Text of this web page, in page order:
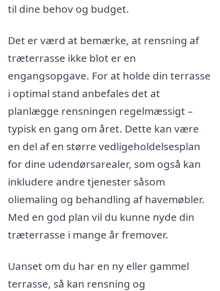
til dine behov og budget.
Det er værd at bemærke, at rensning af
træterrasse ikke blot er en
engangsopgave. For at holde din terrasse
i optimal stand anbefales det at
planlægge rensningen regelmæssigt –
typisk en gang om året. Dette kan være
en del af en større vedligeholdelsesplan
for dine udendørsarealer, som også kan
inkludere andre tjenester såsom
oliemaling og behandling af havemøbler.
Med en god plan vil du kunne nyde din
træterrasse i mange år fremover.
Uanset om du har en ny eller gammel
terrasse, så kan rensning og